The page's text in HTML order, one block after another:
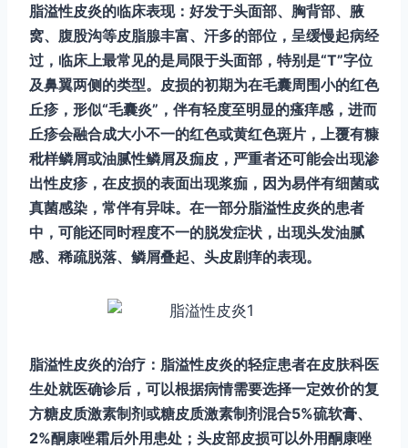
脂溢性皮炎的临床表现：好发于头面部、胸背部、腋
窝、腹股沟等皮脂腺丰富、汗多的部位，呈缓慢起病经
过，临床上最常见的是局限于头面部，特别是“T”字位
及鼻翼两侧的类型。皮损的初期为在毛囊周围小的红色
丘疹，形似“毛囊炎”，伴有轻度至明显的瘙痒感，进而
丘疹会融合成大小不一的红色或黄红色斑片，上覆有糠
秕样鳞屑或油腻性鳞屑及痂皮，严重者还可能会出现渗
出性皮疹，在皮损的表面出现浆痂，因为易伴有细菌或
真菌感染，常伴有异味。在一部分脂溢性皮炎的患者
中，可能还同时程度不一的脱发症状，出现头发油腻
感、稀疏脱落、鳞屑叠起、头皮剧痒的表现。
脂溢性皮炎的治疗：脂溢性皮炎的轻症患者在皮肤科医
生处就医确诊后，可以根据病情需要选择一定效价的复
方糖皮质激素制剂或糖皮质激素制剂混合5%硫软膏、
2%酮康唑霜后外用患处；头皮部皮损可以外用酮康唑